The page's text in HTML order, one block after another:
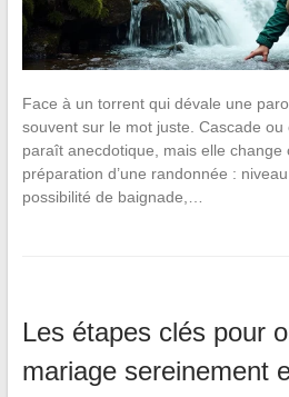
Face à un torrent qui dévale une
souvent sur le mot juste. Cascade ou
paraît anecdotique, mais elle change
préparation d’une randonnée :
possibilité de baignade,…
Les étapes clés pour
mariage sereinement